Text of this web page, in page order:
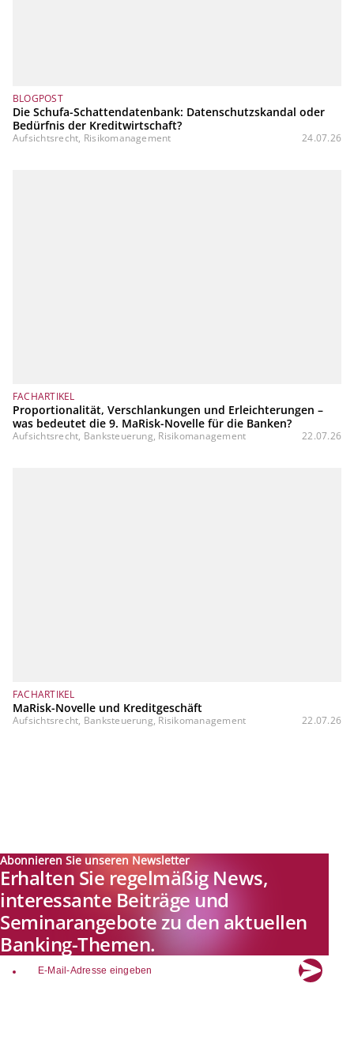
BLOGPOST
Die Schufa-Schattendatenbank: Datenschutzskandal oder
Bedürfnis der Kreditwirtschaft?
Aufsichtsrecht, Risikomanagement 24.07.26
FACHARTIKEL
Proportionalität, Verschlankungen und Erleichterungen –
was bedeutet die 9. MaRisk-Novelle für die Banken?
Aufsichtsrecht, Banksteuerung, Risikomanagement 22.07.26
FACHARTIKEL
MaRisk-Novelle und Kreditgeschäft
Aufsichtsrecht, Banksteuerung, Risikomanagement 22.07.26
Abonnieren Sie unseren Newsletter
Erhalten Sie regelmäßig News,
interessante Beiträge und
Seminarangebote zu den aktuellen
Banking-Themen.
email